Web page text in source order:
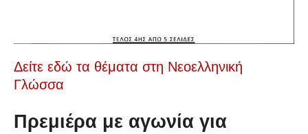
Δείτε εδώ τα θέματα στη Νεοελληνική
Γλώσσα
Πρεμιέρα με αγωνία για